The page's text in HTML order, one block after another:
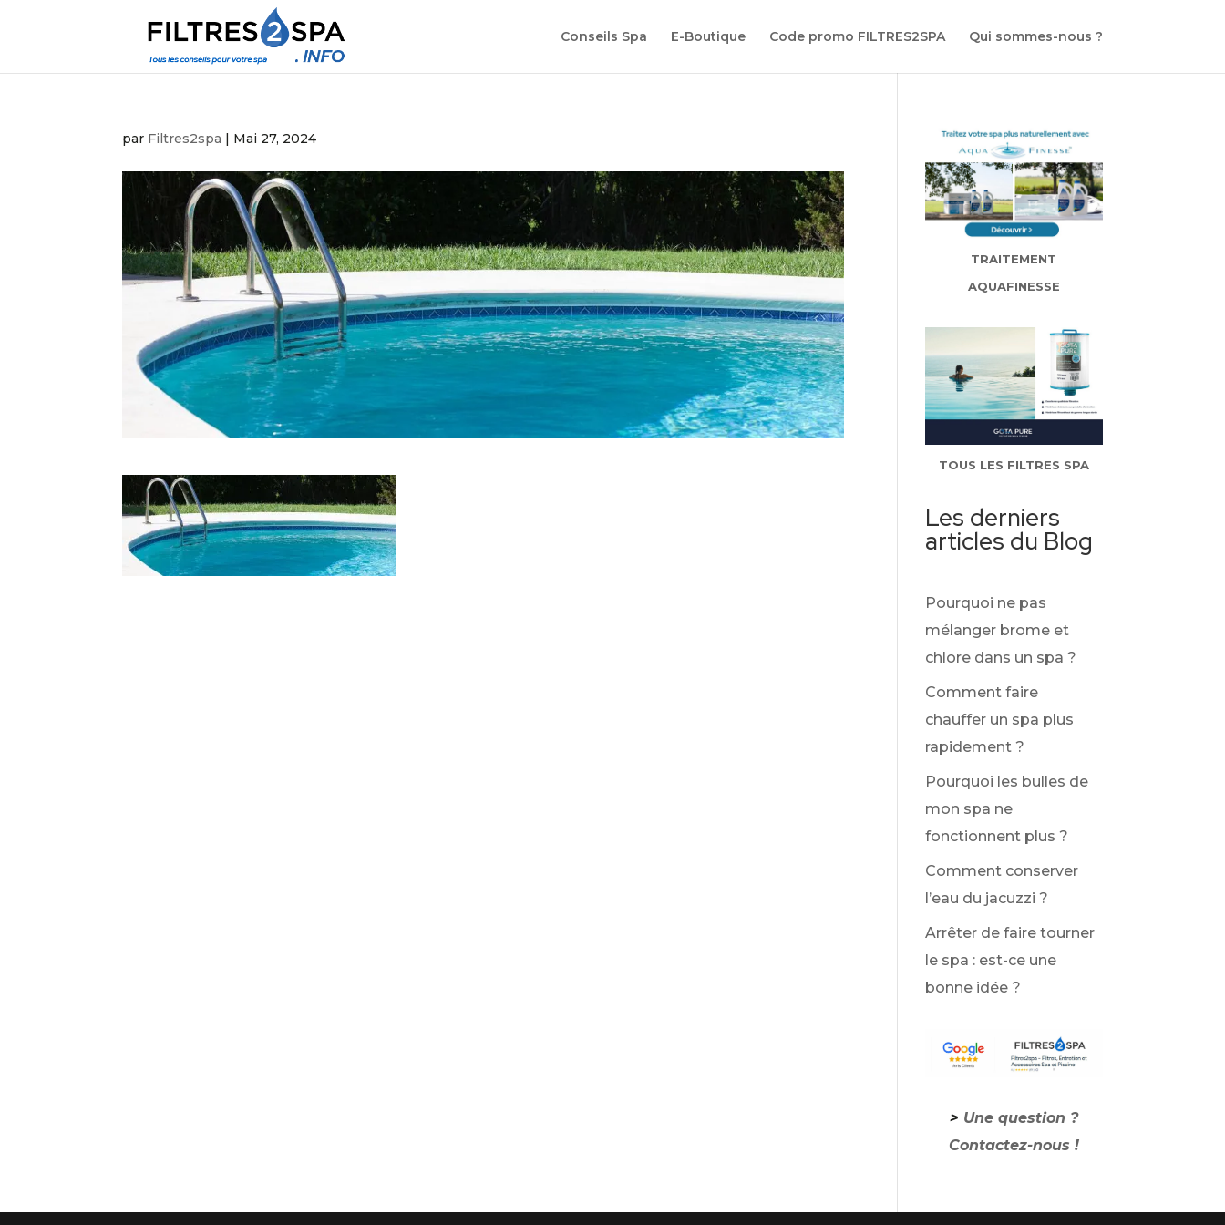
Conseils Spa E-Boutique Code promo FILTRES2SPA Qui sommes-nous ?
par Filtres2spa | Mai 27, 2024
TRAITEMENT
AQUAFINESSE
TOUS LES FILTRES SPA
Les derniers
articles du Blog
Pourquoi ne pas
mélanger brome et
chlore dans un spa ?
Comment faire
chauffer un spa plus
rapidement ?
Pourquoi les bulles de
mon spa ne
fonctionnent plus ?
Comment conserver
l’eau du jacuzzi ?
Arrêter de faire tourner
le spa : est-ce une
bonne idée ?
> Une question ?
Contactez-nous !